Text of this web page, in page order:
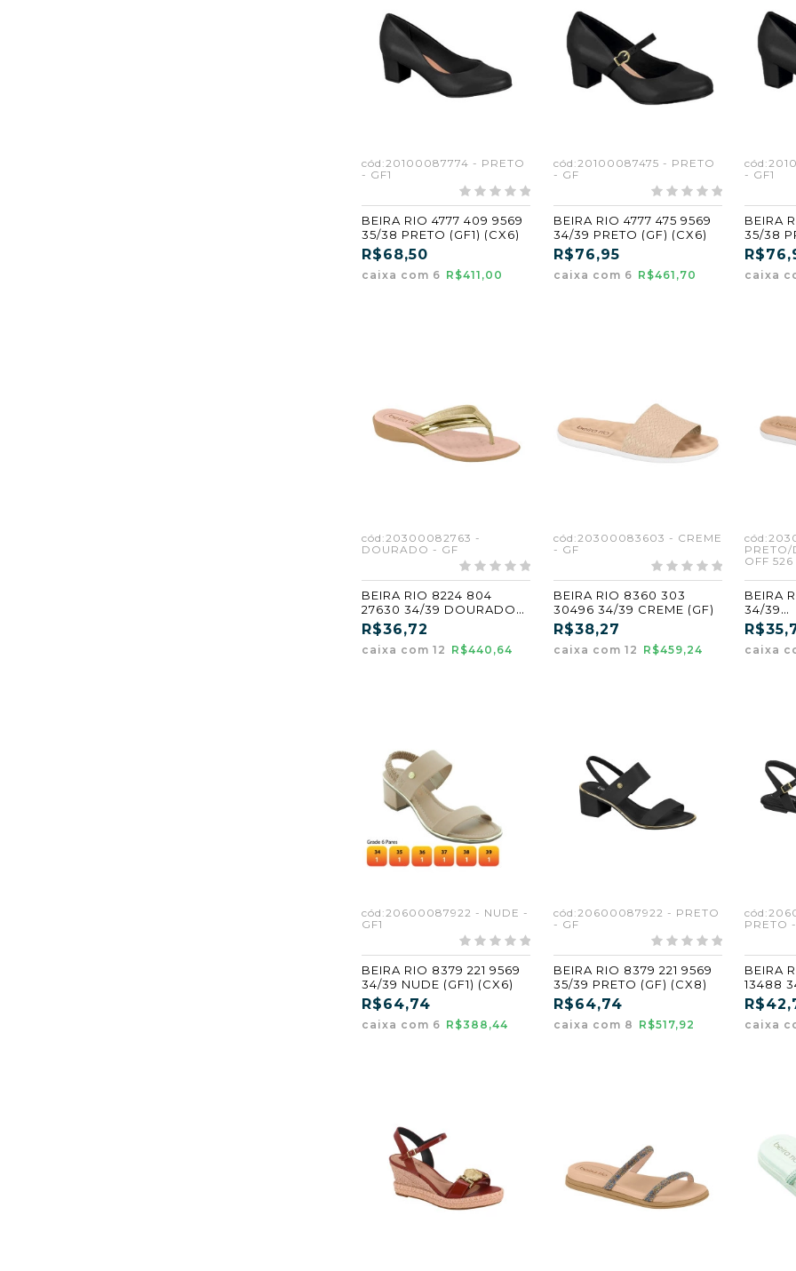
cód:20100087774 - PRETO
- GF1
BEIRA RIO 4777 409 9569
35/38 PRETO (GF1) (CX6)
R$68,50
caixa com 6 R$411,00
cód:20100087475 - PRETO
- GF
BEIRA RIO 4777 475 9569
34/39 PRETO (GF) (CX6)
R$76,95
caixa com 6 R$461,70
- GF1
BEIRA
35/38
caixa
cód:20300082763 -
DOURADO - GF
BEIRA RIO 8224 804
27630 34/39 DOURADO
(GF)
R$36,72
caixa com 12 R$440,64
cód:20300083603 - CREME
- GF
BEIRA RIO 8360 303
30496 34/39 CREME (GF)
R$38,27
caixa com 12 R$459,24
OFF
BEIRA
34/39
O OFF
caixa
cód:20600087922 - NUDE -
GF1
BEIRA RIO 8379 221 9569
34/39 NUDE (GF1) (CX6)
R$64,74
caixa com 6 R$388,44
cód:20600087922 - PRETO
- GF
BEIRA RIO 8379 221 9569
35/39 PRETO (GF) (CX8)
R$64,74
caixa com 8 R$517,92
PRETO
BEIRA
13488
(CX6)
caixa